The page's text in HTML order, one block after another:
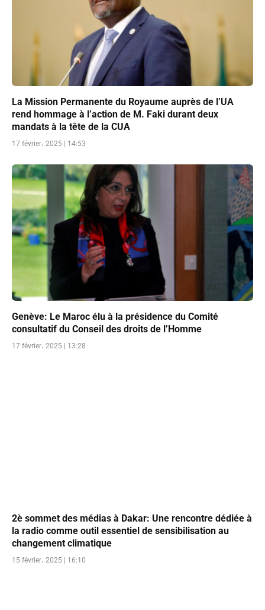
La Mission Permanente du Royaume auprès de l’UA
rend hommage à l’action de M. Faki durant deux
mandats à la tête de la CUA
17 février، 2025 | 14:53
Genève: Le Maroc élu à la présidence du Comité
consultatif du Conseil des droits de l’Homme
17 février، 2025 | 13:28
2è sommet des médias à Dakar: Une rencontre dédiée à
la radio comme outil essentiel de sensibilisation au
changement climatique
15 février، 2025 | 16:10